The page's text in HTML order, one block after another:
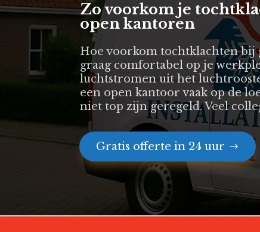
Zo voorkom je
open kantoren
Hoe voorkom tochtklachten bij
graag comfortabel op je
luchtstromen uit het
een open kantoor vaak op de
niet top zijn geregeld. Veel
Gratis offerte in 24 uur